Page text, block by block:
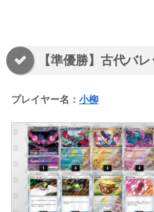
【準優勝】古代バレ
プレイヤー名： 小柳